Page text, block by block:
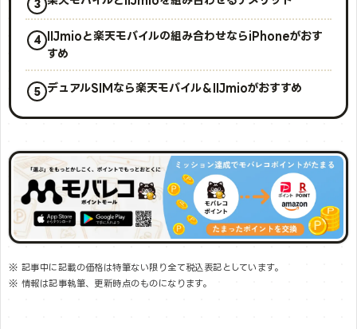
IIJmioと楽天モバイルの組み合わせならiPhoneがおす
すめ
デュアルSIMなら楽天モバイル＆IIJmioがおすすめ
※ 記事中に記載の価格は特筆ない限り全て税込表記としています。
※ 情報は記事執筆、更新時点のものになります。